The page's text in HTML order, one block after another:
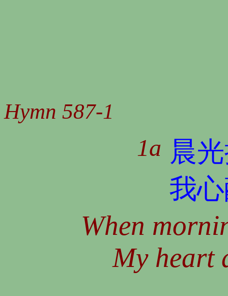
Hymn 587-1
1a 晨
我
When
My heart